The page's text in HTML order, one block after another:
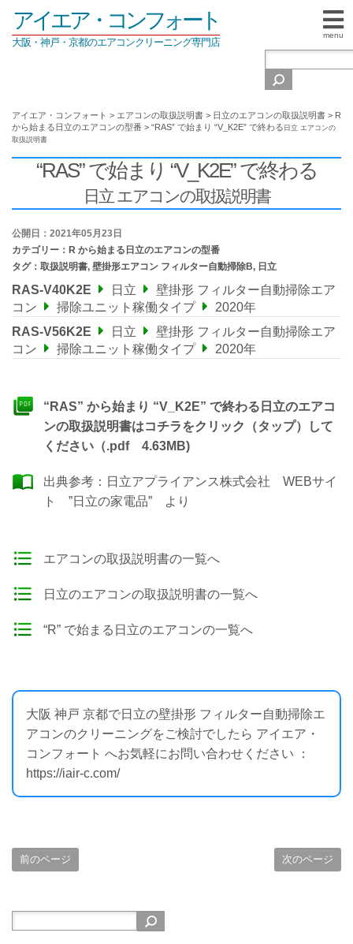
menu
アイエア・コンフォート
大阪・神戸・京都のエアコンクリーニング専門店
アイエア・コンフォート > エアコンの取扱説明書 > 日立のエアコンの取扱説明書 > R
から始まる日立のエアコンの型番 > “RAS” で始まり “V_K2E” で終わる 日立 エアコンの
取扱説明書
“RAS” で始まり “V_K2E” で終わる
日立 エアコンの取扱説明書
公開日：2021年05月23日
カテゴリー： R から始まる日立のエアコンの型番
タグ： 取扱説明書, 壁掛形エアコン フィルター自動掃除B, 日立
RAS-V40K2E 日立
壁掛形 フィルター自動掃除エア
コン
掃除ユニット稼働タイプ
2020年
RAS-V56K2E
日立
壁掛形 フィルター自動掃除エア
コン
掃除ユニット稼働タイプ 2020年
“RAS” から始まり “V_K2E” で終わる日立のエアコ
ンの取扱説明書はコチラをクリック（タップ）して
ください（.pdf 4.63MB)
出典参考： 日立アプライアンス株式会社 WEBサイ
ト ”日立の家電品” より
エアコンの取扱説明書の一覧へ
日立のエアコンの取扱説明書の一覧へ
“R” で始まる日立のエアコンの一覧へ
大阪 神戸 京都で日立の壁掛形 フィルター自動掃除エ
アコンのクリーニングをご検討でしたら アイエア・
コンフォート へお気軽にお問い合わせください ：
https://iair-c.com/
前のページ 次のページ